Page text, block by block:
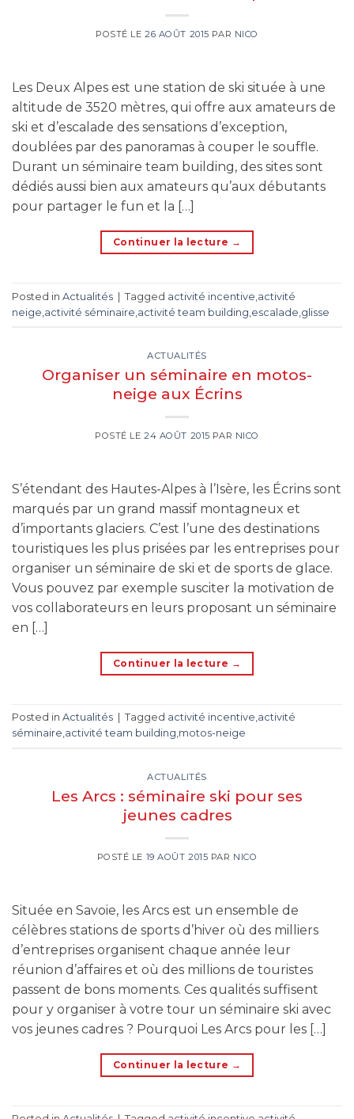
POSTÉ LE26 AOÛT 2015 PAR NICO
Les Deux Alpes est une station de ski située à une
altitude de 3520 mètres, qui offre aux amateurs de
ski et d’escalade des sensations d’exception,
doublées par des panoramas à couper le souffle.
Durant un séminaire team building, des sites sont
dédiés aussi bien aux amateurs qu’aux débutants
pour partager le fun et la […]
Continuer la lecture →
Posted in Actualités | Tagged activité incentive activité
neige activité séminaire activité team building escalade glisse
ACTUALITÉS
Organiser un séminaire en motos-
neige aux Écrins
POSTÉ LE24 AOÛT 2015 PAR NICO
S’étendant des Hautes-Alpes à l’Isère, les Écrins sont
marqués par un grand massif montagneux et
d’importants glaciers. C’est l’une des destinations
touristiques les plus prisées par les entreprises pour
organiser un séminaire de ski et de sports de glace.
Vous pouvez par exemple susciter la motivation de
vos collaborateurs en leurs proposant un séminaire
en […]
Continuer la lecture →
Posted in Actualités Tagged activité incentive,activité
séminaire,activité team building,motos-neige
ACTUALITÉS
Les Arcs : séminaire ski pour ses
jeunes cadres
POSTÉ LE 19 AOÛT 2015 PAR NICO
Située en Savoie, les Arcs est un ensemble de
célèbres stations de sports d’hiver où des milliers
d’entreprises organisent chaque année leur
réunion d’affaires et où des millions de touristes
passent de bons moments. Ces qualités suffisent
pour y organiser à votre tour un séminaire ski avec
vos jeunes cadres ? Pourquoi Les Arcs pour les […]
Continuer la lecture →